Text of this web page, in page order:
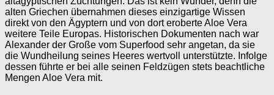
alten Griechen übernahmen dieses einzigartige Wissen
direkt von den Ägyptern und von dort eroberte Aloe Vera
weitere Teile Europas. Historischen Dokumenten nach war
Alexander der Große vom Superfood sehr angetan, da sie
die Wundheilung seines Heeres wertvoll unterstützte. Infolge
dessen führte er bei alle seinen Feldzügen stets beachtliche
Mengen Aloe Vera mit.